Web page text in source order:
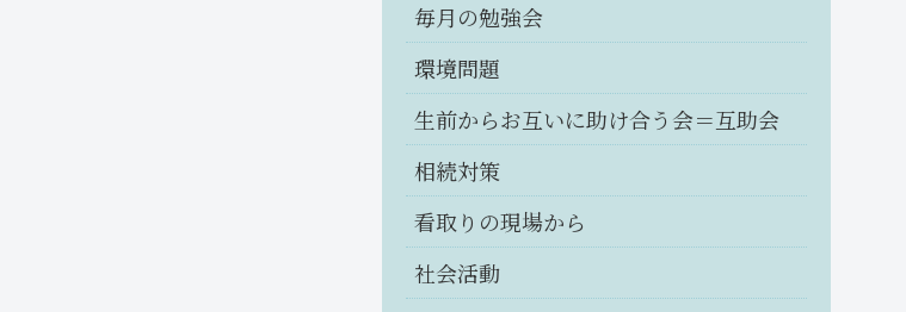
毎月の勉強会
環境問題
生前からお互いに助け合う会＝互助会
相続対策
看取りの現場から
社会活動